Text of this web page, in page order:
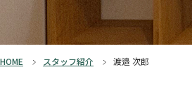
HOME スタッフ紹介 渡邉 次郎